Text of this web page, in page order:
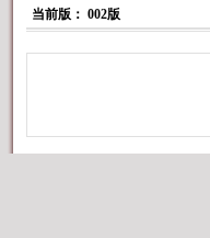
当前版： 002版